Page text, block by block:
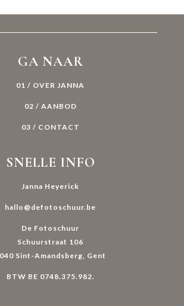
GA NAAR
01 / OVER JANNA
02 / AANBOD
03 / CONTACT
SNELLE INFO
Janna Heyerick
hallo@defotoschuur.be
De Fotoschuur
Schuurstraat 106
Sint-Amandsberg, Gent
BTW BE 0748.375.982.